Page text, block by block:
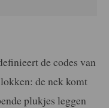
de codes van
de nek komt
plukjes leggen